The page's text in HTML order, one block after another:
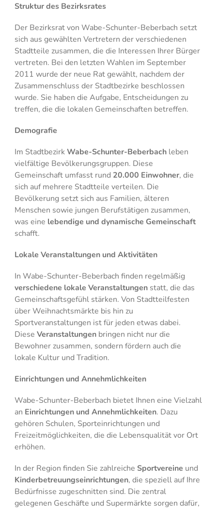
Struktur des Bezirksrates
Der Bezirksrat von Wabe-Schunter-Beberbach setzt
sich aus gewählten Vertretern der verschiedenen
Stadtteile zusammen, die die Interessen Ihrer Bürger
vertreten. Bei den letzten Wahlen im September
2011 wurde der neue Rat gewählt, nachdem der
Zusammenschluss der Stadtbezirke beschlossen
wurde. Sie haben die Aufgabe, Entscheidungen zu
treffen, die die lokalen Gemeinschaften betreffen.
Demografie
Im StadtbezirkWabe-Schunter-Beberbachleben
vielfältige Bevölkerungsgruppen. Diese
Gemeinschaft umfasst rund 20.000 Einwohner, die
sich auf mehrere Stadtteile verteilen. Die
Bevölkerung setzt sich aus Familien, älteren
Menschen sowie jungen Berufstätigen zusammen,
was eine lebendige und dynamische Gemeinschaft
schafft.
Lokale Veranstaltungen und Aktivitäten
In Wabe-Schunter-Beberbach finden regelmäßig
verschiedene lokale Veranstaltungenstatt, die das
Gemeinschaftsgefühl stärken. Von Stadtteilfesten
über Weihnachtsmärkte bis hin zu
Sportveranstaltungen ist für jeden etwas dabei.
Diese Veranstaltungenbringen nicht nur die
Bewohner zusammen, sondern fördern auch die
lokale Kultur und Tradition.
Einrichtungen und Annehmlichkeiten
Wabe-Schunter-Beberbach bietet Ihnen eine Vielzahl
an Einrichtungen und Annehmlichkeiten. Dazu
gehören Schulen, Sporteinrichtungen und
Freizeitmöglichkeiten, die die Lebensqualität vor Ort
erhöhen.
In der Region finden Sie zahlreiche Sportvereine und
Kinderbetreuungseinrichtungen, die speziell auf Ihre
Bedürfnisse zugeschnitten sind. Die zentral
gelegenen Geschäfte und Supermärkte sorgen dafür,